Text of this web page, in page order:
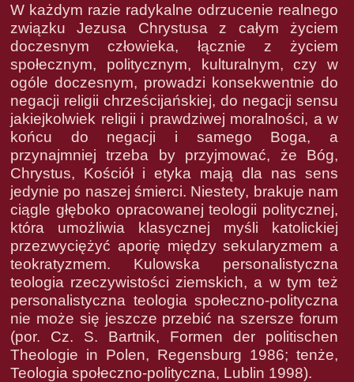
W każdym razie radykalne odrzucenie realnego
związku Jezusa Chrystusa z całym życiem
doczesnym człowieka, łącznie z życiem
społecznym, politycznym, kulturalnym, czy w
ogóle doczesnym, prowadzi konsekwentnie do
negacji religii chrześcijańskiej, do negacji sensu
jakiejkolwiek religii i prawdziwej moralności, a w
końcu do negacji i samego Boga, a
przynajmniej trzeba by przyjmować, że Bóg,
Chrystus, Kościół i etyka mają dla nas sens
jedynie po naszej śmierci. Niestety, brakuje nam
ciągle głęboko opracowanej teologii politycznej,
która umożliwia klasycznej myśli katolickiej
przezwyciężyć aporię między sekularyzmem a
teokratyzmem. Kulowska personalistyczna
teologia rzeczywistości ziemskich, a w tym też
personalistyczna teologia społeczno-polityczna
nie może się jeszcze przebić na szersze forum
(por. Cz. S. Bartnik, Formen der politischen
Theologie in Polen, Regensburg 1986; tenże,
Teologia społeczno-polityczna, Lublin 1998).